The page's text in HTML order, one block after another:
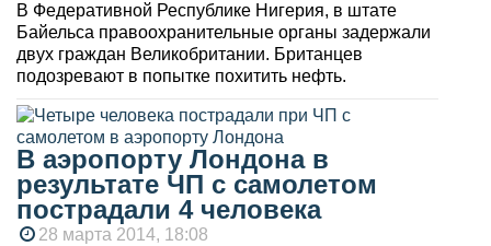
В Федеративной Республике Нигерия, в штате
Байельса правоохранительные органы задержали
двух граждан Великобритании. Британцев
подозревают в попытке похитить нефть.
В аэропорту Лондона в
результате ЧП с самолетом
пострадали 4 человека
28 марта 2014, 18:08